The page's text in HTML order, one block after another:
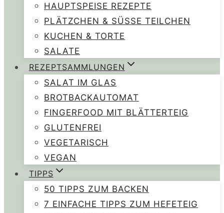
HAUPTSPEISE REZEPTE
PLÄTZCHEN & SÜSSE TEILCHEN
KUCHEN & TORTE
SALATE
REZEPTSAMMLUNGEN
SALAT IM GLAS
BROTBACKAUTOMAT
FINGERFOOD MIT BLÄTTERTEIG
GLUTENFREI
VEGETARISCH
VEGAN
TIPPS
50 TIPPS ZUM BACKEN
7 EINFACHE TIPPS ZUM HEFETEIG